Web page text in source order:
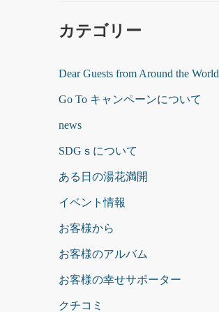
カテゴリー
Dear Guests from Around the World
Go To キャンペーンについて
news
SDGｓについて
ある日の湯花満開
イベント情報
お客様から
お客様のアルバム
お客様の幸せサポーター
クチコミ